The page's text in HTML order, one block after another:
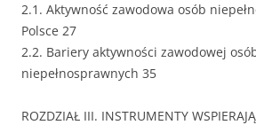
2.1. Aktywność zawodowa osób
Polsce 27
2.2. Bariery aktywności zawodowej
niepełnosprawnych 35
ROZDZIAŁ III. INSTRUMENTY